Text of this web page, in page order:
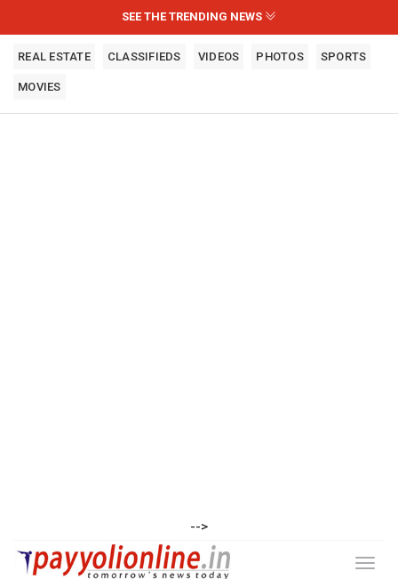
SEE THE TRENDING NEWS
REAL ESTATE CLASSIFIEDS VIDEOS PHOTOS SPORTS
MOVIES
-->